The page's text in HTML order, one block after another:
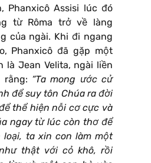
Phanxicô Assisi lúc đó
từ Rôma trở về làng
của ngài. Khi đi ngang
Phanxicô đã gặp một
là Jean Velita, ngài liền
“Ta mong ước cử
để suy tôn Chúa ra đời
thể hiện nỗi cơ cực và
ngay từ lúc còn thơ để
ta xin con làm một
thật với cỏ khô, rồi